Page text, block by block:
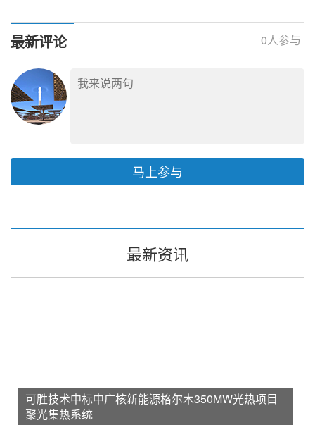
最新评论 0人参与
马上参与
最新资讯
可胜技术中标中广核新能源格尔木350MW光热项目
聚光集热系统